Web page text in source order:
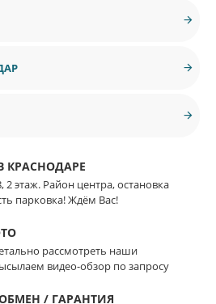
КРАСНОДАРЕ
2 этаж. Район центра, остановка
парковка! Ждём Вас!
рассмотреть наши
видео-обзор по запросу
/ ГАРАНТИЯ